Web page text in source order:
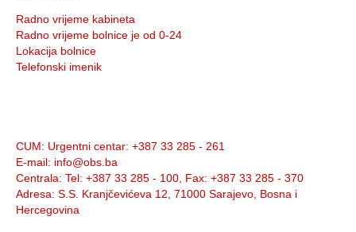
Radno vrijeme kabineta
Radno vrijeme bolnice je od 0-24
Lokacija bolnice
Telefonski imenik
CUM: Urgentni centar: +387 33 285 - 261
E-mail: info@obs.ba
Centrala: Tel: +387 33 285 - 100, Fax: +387 33 285 - 370
Adresa: S.S. Kranjčevićeva 12, 71000 Sarajevo, Bosna i
Hercegovina